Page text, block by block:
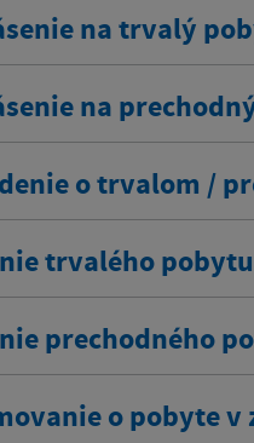
na trvalý
na
o trvalom /
trvalého
prechodného
o pobyte v